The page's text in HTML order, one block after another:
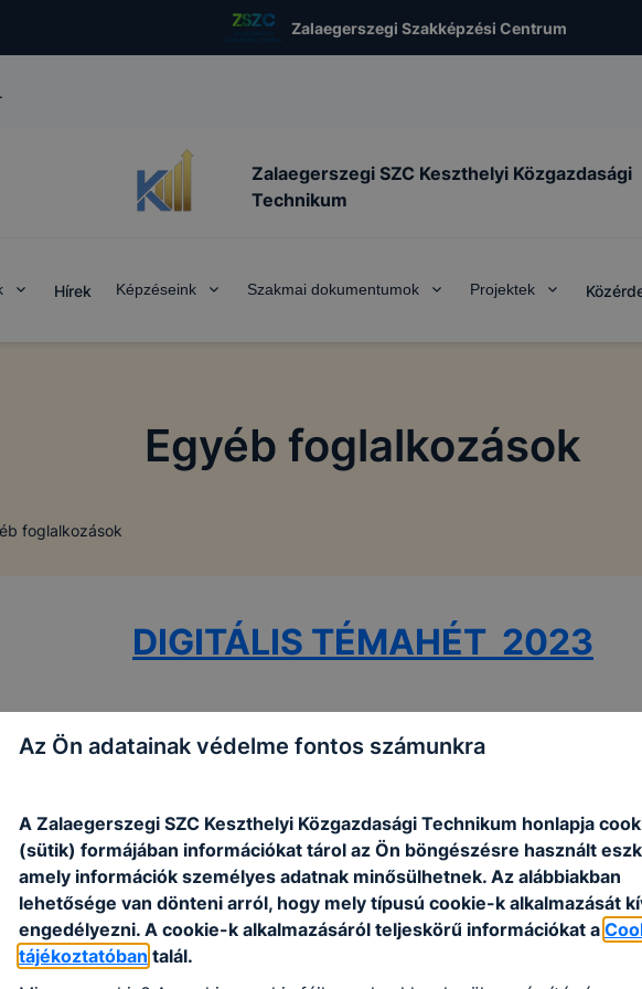
Zalaegerszegi Szakképzési Centrum
Zalaegerszegi SZC Keszthelyi Közgazdasági
Technikum
Hírek Képzéseink Szakmai dokumentumok Projektek
Egyéb foglalkozások
foglalkozások
DIGITÁLIS TÉMAHÉT 2023
DIGITÁLIS TÉMAHÉT 2024
Az Ön adatainak védelme fontos számunkra
A Zalaegerszegi SZC Keszthelyi Közgazdasági Technikum honlapja
(sütik) formájában információkat tárol az Ön böngészésre használt
amely információk személyes adatnak minősülhetnek. Az alábbiakban
lehetősége van dönteni arról, hogy mely típusú cookie-k alkalmazását
engedélyezni. A cookie-k alkalmazásáról teljeskörű információkat a
tájékoztatóban talál.